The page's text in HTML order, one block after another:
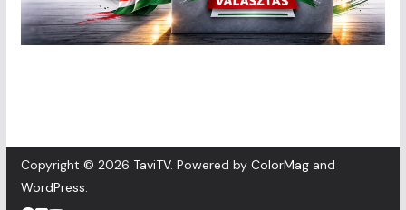
Copyright © 2026 TaviTV. Powered by ColorMagand
WordPress.